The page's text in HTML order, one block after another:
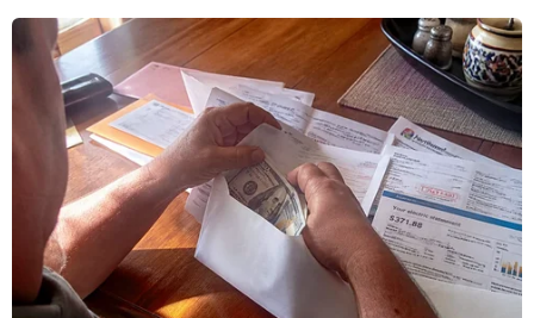
Tọa đàm “Hành động chống ô nhiễm không khí và giảm phát
thải khí nhà kính” diễn ra trong khuôn khổ Diễn đàn quốc gia về
Môi trường và Khí hậu 2026. (Nguồn: Vietnam+)
Tại Diễn đàn Quốc gia về Môi trường và Khí hậu
2026, Vinamilk là doanh nghiệp sữa duy nhất
được mời tham gia phiên tọa đàm về giảm phát
thải khí nhà kính. Đằng sau sự hiện diện đó là
hơn một thập kỷ đầu tư bài bản và nhất quán
vào phát triển bền vững.